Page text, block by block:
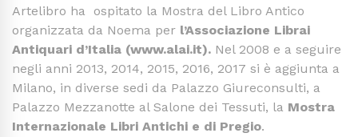
Artelibro ha ospitato la Mostra del Libro Antico
organizzata da Noema per l’Associazione Librai
Antiquari d’Italia (www.alai.it). Nel 2008 e a seguire
negli anni 2013, 2014, 2015, 2016, 2017 si è aggiunta a
Milano, in diverse sedi da Palazzo Giureconsulti, a
Palazzo Mezzanotte al Salone dei Tessuti, la Mostra
Internazionale Libri Antichi e di Pregio.